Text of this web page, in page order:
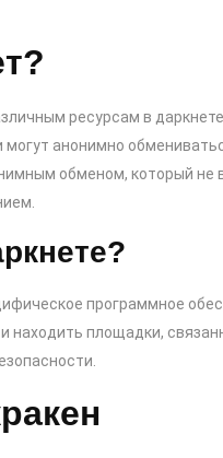
ресурсам в
могут анонимно
обменом, который не
программное
находить площадки,